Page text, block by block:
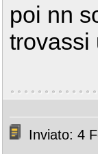
poi nn
trovassi
Inviato: 4